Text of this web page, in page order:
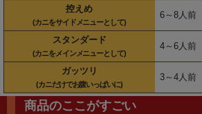
控えめ
(カニをサイドメニューとして)
6～8人前
スタンダード
(カニをメインメニューとして)
4～6人前
ガッツリ
(カニだけでお腹いっぱいに)
3～4人前
商品のここがすごい